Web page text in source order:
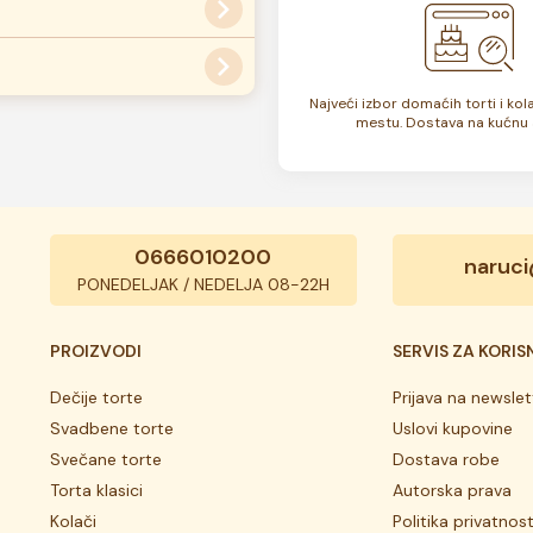
ovde.
Najveći izbor domaćih torti i
mestu. Dostava na kućnu
0666010200
PONEDELJAK / NEDELJA 08-22H
PROIZVODI
Dečije torte
Svadbene torte
Svečane torte
Torta klasici
Kolači
SERVIS ZA
Prijava na
Uslovi kupovine
Dostava robe
Autorska prava
Politika